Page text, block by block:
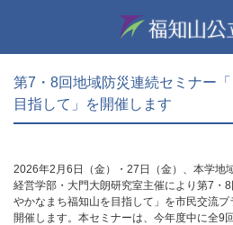
第7・8回地域防災連続セミナー
目指して」を開催します
2026年2月6日（金）・27日（金）、本学地
経営学部・大門大朗研究室主催により第7・
やかなまち福知山を目指して」を市民交流
開催します。本セミナーは、今年度中に全9